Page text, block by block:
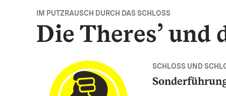
IM PUTZRAUSCH DURCH DAS SCHLOSS
Die Theres’ und
SCHLOSS UND